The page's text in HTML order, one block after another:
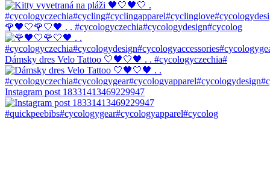
🌹🖤🤍🌹🤍🖤 . . #cycologyczechia#cycologydesign#cycolog
Dámsky dres Velo Tattoo 🤍🖤🤍🖤 . . #cycologyczechia#
Instagram post 18331413469229947
#quickpeebibs#cycologygear#cycologyapparel#cycolog